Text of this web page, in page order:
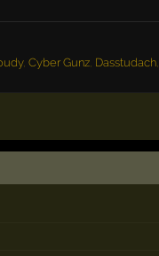
, Cyber Gunz, Dasstudach,